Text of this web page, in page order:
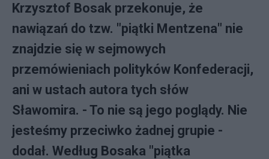
Krzysztof Bosak przekonuje, że
nawiązań do tzw. "piątki Mentzena" nie
znajdzie się w sejmowych
przemówieniach polityków Konfederacji,
ani w ustach autora tych słów
Sławomira. - To nie są jego poglądy. Nie
jesteśmy przeciwko żadnej grupie -
dodał. Według Bosaka "piątka